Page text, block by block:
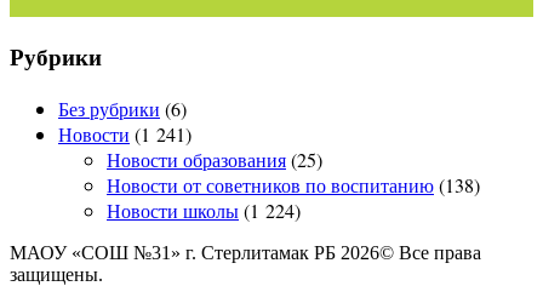
Рубрики
Без рубрики (6)
Новости (1 241)
Новости образования(25)
Новости от советников по воспитанию(138)
Новости школы(1 224)
МАОУ «СОШ №31» г. Стерлитамак РБ 2026© Все права
защищены.